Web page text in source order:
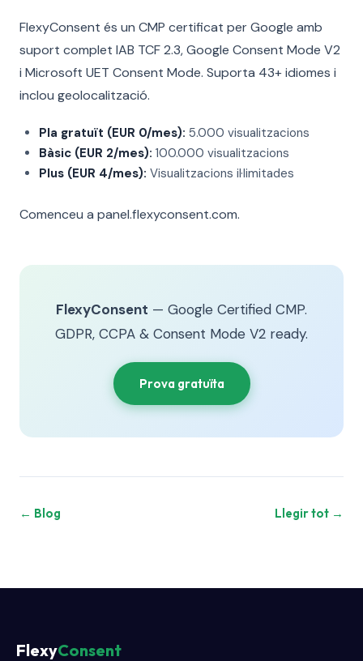
FlexyConsent és un CMP certificat per Google amb
suport complet IAB TCF 2.3, Google Consent Mode V2
i Microsoft UET Consent Mode. Suporta 43+ idiomes i
inclou geolocalització.
Pla gratuït (EUR 0/mes): 5.000 visualitzacions
Bàsic (EUR 2/mes): 100.000 visualitzacions
Plus (EUR 4/mes): Visualitzacions il·limitades
Comenceu a panel.flexyconsent.com.
FlexyConsent — Google Certified CMP.
GDPR, CCPA & Consent Mode V2 ready.
Prova gratuïta
← Blog Llegir tot →
FlexyConsent